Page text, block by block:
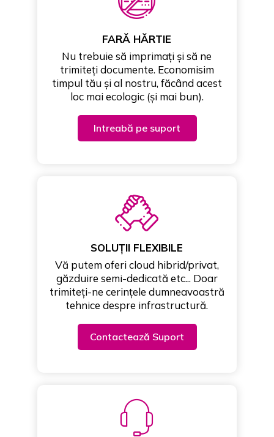
FARĂ HĂRTIE
Nu trebuie să imprimați și să ne
trimiteți documente. Economisim
timpul tău și al nostru, făcând acest
loc mai ecologic (și mai bun).
Intreabă pe suport
SOLUȚII FLEXIBILE
Vă putem oferi cloud hibrid/privat,
găzduire semi-dedicată etc... Doar
trimiteți-ne cerințele dumneavoastră
tehnice despre infrastructură.
Contactează Suport